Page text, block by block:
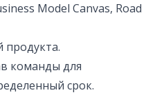
Model Canvas, Road
продукта.
команды для
срок.